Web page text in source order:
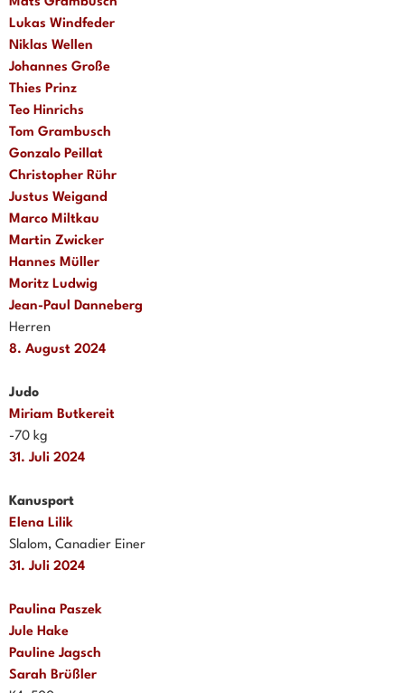
Lukas Windfeder
Niklas Wellen
Johannes Große
Thies Prinz
Teo Hinrichs
Tom Grambusch
Gonzalo Peillat
Christopher Rühr
Justus Weigand
Marco Miltkau
Martin Zwicker
Hannes Müller
Moritz Ludwig
Jean-Paul Danneberg
Herren
8. August 2024
Judo
Miriam Butkereit
-70 kg
31. Juli 2024
Kanusport
Elena Lilik
Slalom, Canadier Einer
31. Juli 2024
Paulina Paszek
Jule Hake
Pauline Jagsch
Sarah Brüßler